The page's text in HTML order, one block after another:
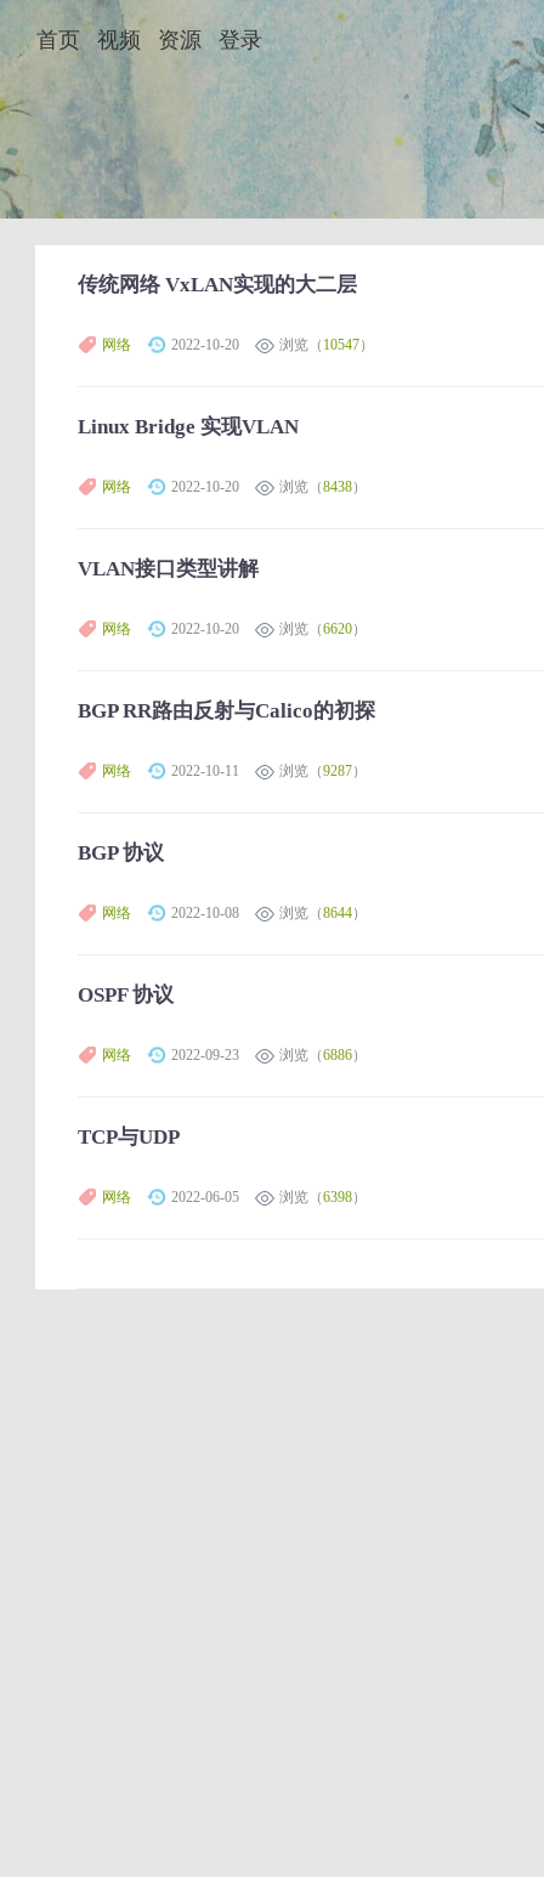
首页 视频 资源 登录
传统网络 VxLAN实现的大二层
网络 2022-10-20 浏览（ 10547）
Linux Bridge 实现VLAN
网络 2022-10-20 浏览（8438）
VLAN接口类型讲解
网络 2022-10-20 浏览（6620）
BGP RR路由反射与Calico的初探
网络 2022-10-11 浏览（9287）
BGP 协议
网络 2022-10-08 浏览（8644）
OSPF 协议
网络 2022-09-23 浏览（6886）
TCP与UDP
网络 2022-06-05 浏览（6398）